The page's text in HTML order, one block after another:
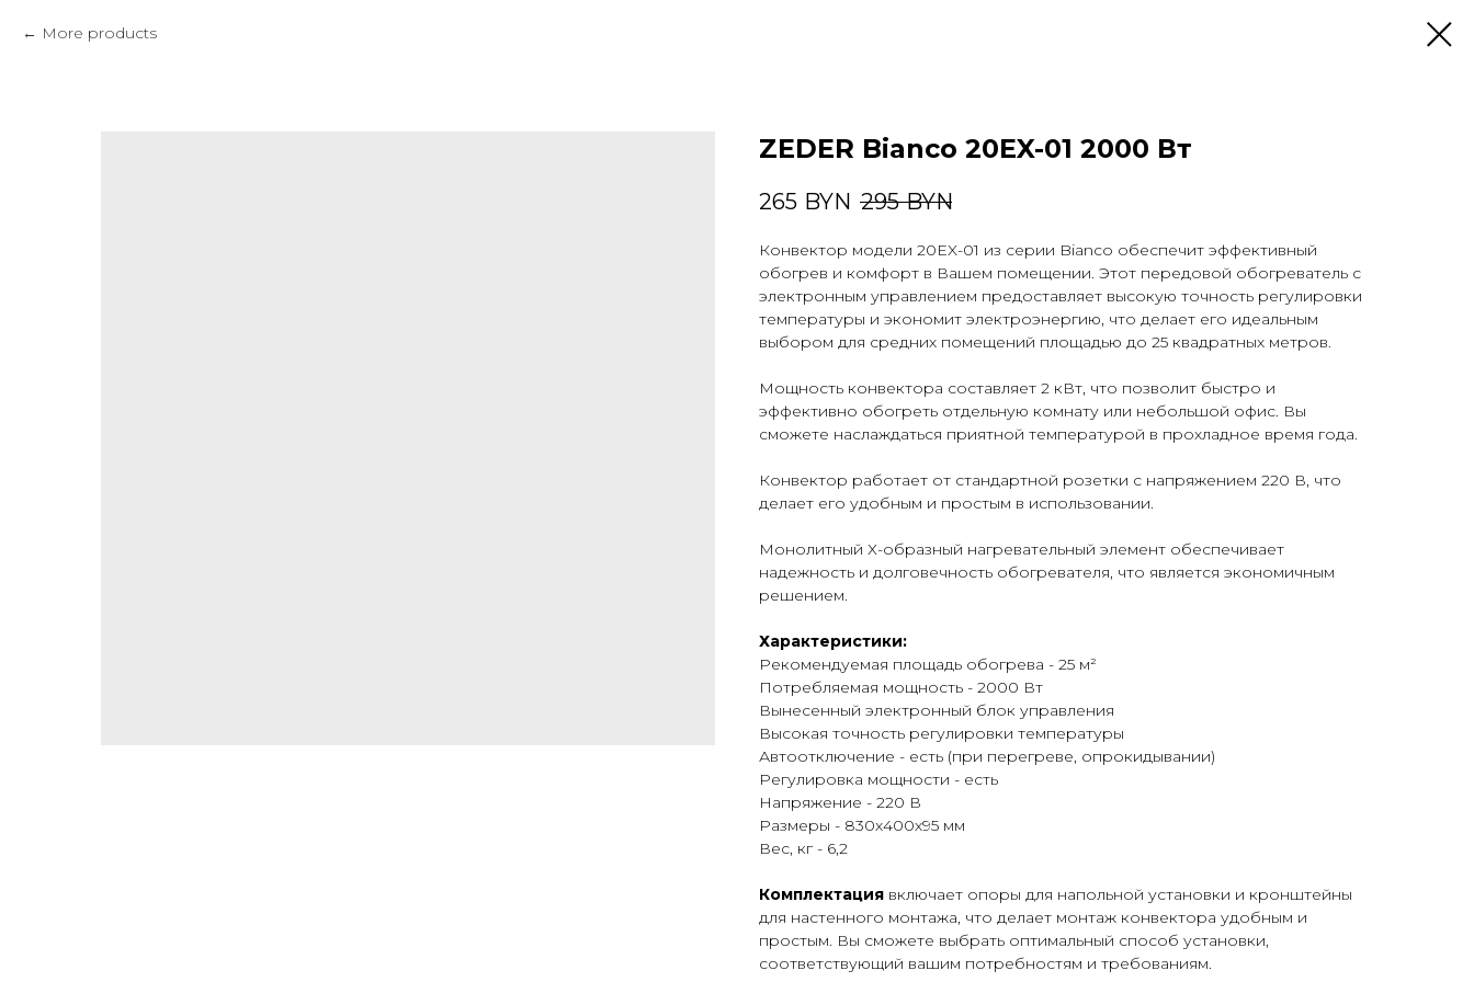
More products
ZEDER Bianco 20EX-01 2000 Вт
265 BYN 295 BYN
Конвектор модели 20EX-01 из серии Bianco обеспечит эффективный
обогрев и комфорт в Вашем помещении. Этот передовой обогреватель с
электронным управлением предоставляет высокую точность регулировки
температуры и экономит электроэнергию, что делает его идеальным
выбором для средних помещений площадью до 25 квадратных метров.
Мощность конвектора составляет 2 кВт, что позволит быстро и
эффективно обогреть отдельную комнату или небольшой офис. Вы
сможете наслаждаться приятной температурой в прохладное время года.
Конвектор работает от стандартной розетки с напряжением 220 В, что
делает его удобным и простым в использовании.
Монолитный Х-образный нагревательный элемент обеспечивает
надежность и долговечность обогревателя, что является экономичным
решением.
Характеристики:
Рекомендуемая площадь обогрева - 25 м²
Потребляемая мощность - 2000 Вт
Вынесенный электронный блок управления
Высокая точность регулировки температуры
Автоотключение - есть (при перегреве, опрокидывании)
Регулировка мощности - есть
Напряжение - 220 В
Размеры - 830х400х95 мм
Вес, кг - 6,2
Комплектация включает опоры для напольной установки и кронштейны
для настенного монтажа, что делает монтаж конвектора удобным и
простым. Вы сможете выбрать оптимальный способ установки,
соответствующий вашим потребностям и требованиям.